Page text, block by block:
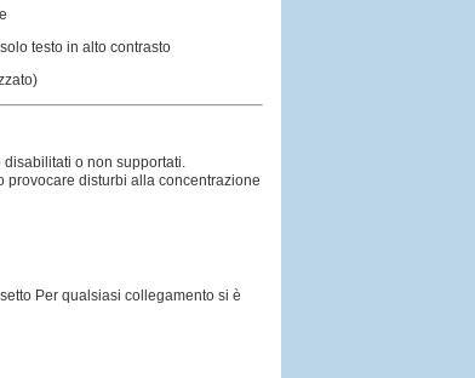
testo in alto contrasto
o non supportati.
provocare disturbi alla concentrazione
Per qualsiasi collegamento si è